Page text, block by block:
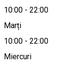
10:00 - 22:00
Marți
10:00 - 22:00
Miercuri
Hartă
Despre